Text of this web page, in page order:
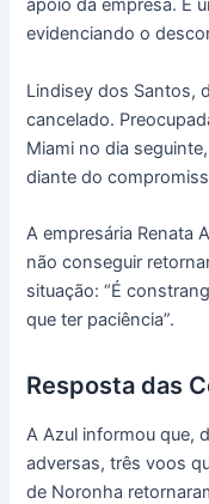
apoio da empresa. É
evidenciando o
Lindisey dos Santos,
cancelado.
Miami no dia
diante do
A empresária Renata
não conseguir
situação: “É
que ter paciência”.
Resposta das
A Azul informou que,
adversas, três voos
de Noronha